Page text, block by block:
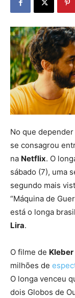
No que
se consagrou
na Netflix. O
sábado (7), uma
segundo mais
“Máquina de
está o longa
Lira.
O filme de
milhões de
O longa venceu
dois Globos de